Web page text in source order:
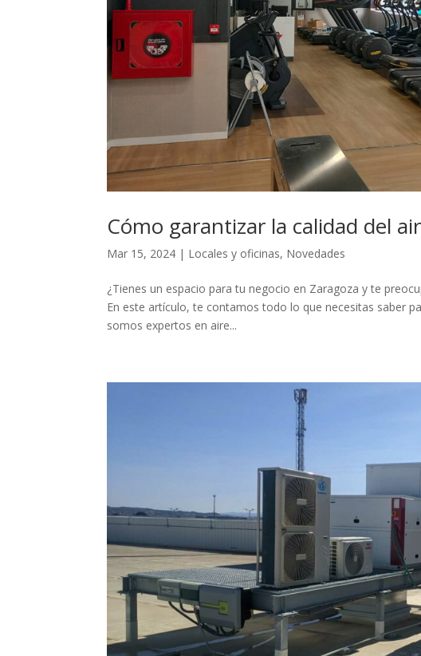
Cómo garantizar la calidad del
Mar 15, 2024 | Locales y oficinas, Novedades
¿Tienes un espacio para tu negocio en Zaragoza y te
En este artículo, te contamos todo lo que necesitas saber
somos expertos en aire...